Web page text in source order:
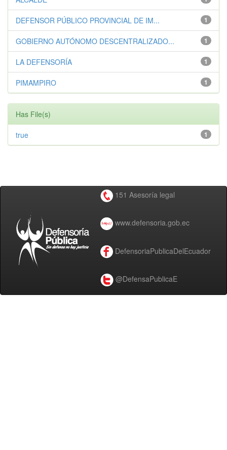
1
DEFENSOR PÚBLICO PROVINCIAL DE IM...
1
GOBIERNO AUTÓNOMO DESCENTRALIZADO...
1
LA DEFENSORÍA
1
PIMAMPIRO
Has File(s)
1
true
151 Asesoría legal
www.defensoria.gob.ec
DefensoriaPublicaDelEcuador
@DefensaPublicaE